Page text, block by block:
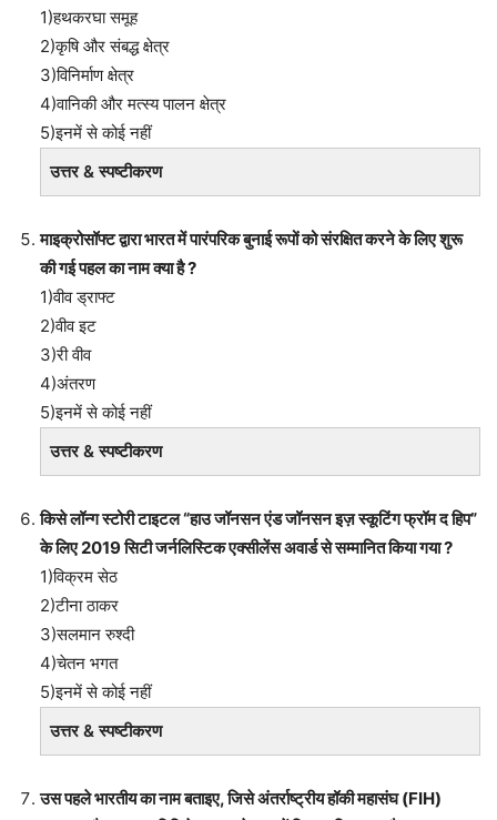
1)हथकरघा समूह
2)कृषि और संबद्ध क्षेत्र
3)विनिर्माण क्षेत्र
4)वानिकी और मत्स्य पालन क्षेत्र
5)इनमें से कोई नहीं
उत्तर & स्पष्टीकरण
माइक्रोसॉफ्ट द्वारा भारत में पारंपरिक बुनाई रूपों को संरक्षित करने के लिए शुरू
की गई पहल का नाम क्या है ?
1)वीव ड्राफ्ट
2)वीव इट
3)री वीव
4)अंतरण
5)इनमें से कोई नहीं
उत्तर & स्पष्टीकरण
किसे लॉन्ग स्टोरी टाइटल “हाउ जॉनसन एंड जॉनसन इज़ स्कूटिंग फ्रॉम द हिप”
के लिए 2019 सिटी जर्नलिस्टिक एक्सीलेंस अवार्ड से सम्मानित किया गया ?
1)विक्रम सेठ
2)टीना ठाकर
3)सलमान रुश्दी
4)चेतन भगत
5)इनमें से कोई नहीं
उत्तर & स्पष्टीकरण
उस पहले भारतीय का नाम बताइए, जिसे अंतर्राष्ट्रीय हॉकी महासंघ (FIH)